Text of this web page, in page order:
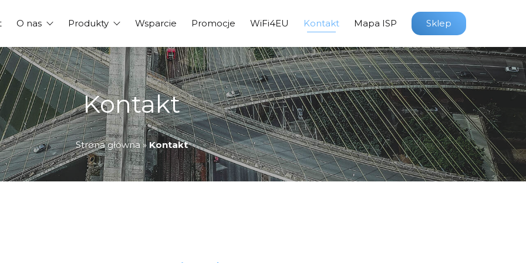
O nas Produkty Wsparcie Promocje WiFi4EU Kontakt Mapa ISP Sklep
Kontakt
Strona główna»Kontakt